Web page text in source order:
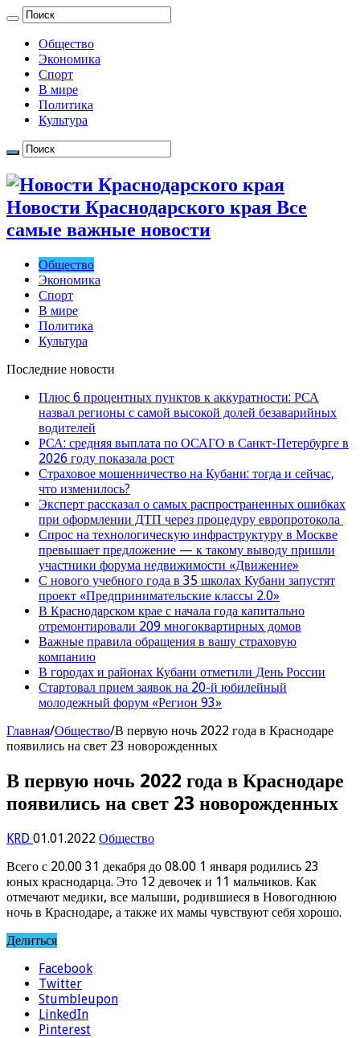
Общество
Экономика
Спорт
В мире
Политика
Культура
Новости Краснодарского края Все
самые важные новости
Общество
Экономика
Спорт
В мире
Политика
Культура
Последние новости
Плюс 6 процентных пунктов к аккуратности: РСА
назвал регионы с самой высокой долей безаварийных
водителей
РСА: средняя выплата по ОСАГО в Санкт-Петербурге в
2026 году показала рост
Страховое мошенничество на Кубани: тогда и сейчас,
что изменилось?
Эксперт рассказал о самых распространенных ошибках
при оформлении ДТП через процедуру европротокола
Спрос на технологическую инфраструктуру в Москве
превышает предложение — к такому выводу пришли
участники форума недвижимости «Движение»
С нового учебного года в 35 школах Кубани запустят
проект «Предпринимательские классы 2.0»
В Краснодарском крае с начала года капитально
отремонтировали 209 многоквартирных домов
Важные правила обращения в вашу страховую
компанию
В городах и районах Кубани отметили День России
Стартовал прием заявок на 20-й юбилейный
молодежный форум «Регион 93»
Главная/Общество/В первую ночь 2022 года в Краснодаре
появились на свет 23 новорожденных
В первую ночь 2022 года в Краснодаре
появились на свет 23 новорожденных
KRD 01.01.2022 Общество
Всего с 20.00 31 декабря до 08.00 1 января родились 23
юных краснодарца. Это 12 девочек и 11 мальчиков. Как
отмечают медики, все малыши, родившиеся в Новогоднюю
ночь в Краснодаре, а также их мамы чувствуют себя хорошо.
Делиться
Facebook
Twitter
Stumbleupon
LinkedIn
Pinterest